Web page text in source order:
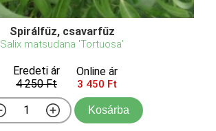
Spirálfűz, csavarfűz
Salix matsudana 'Tortuosa'
Eredeti ár
4 250 Ft
Online ár
3 450 Ft
Kosárba